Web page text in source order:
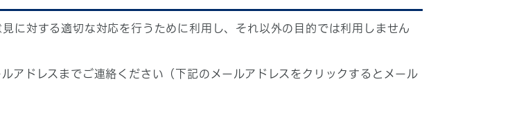
に対する適切な対応を行うために利用し、それ以外の目的では利用しません
アドレスまでご連絡ください（下記のメールアドレスをクリックするとメール